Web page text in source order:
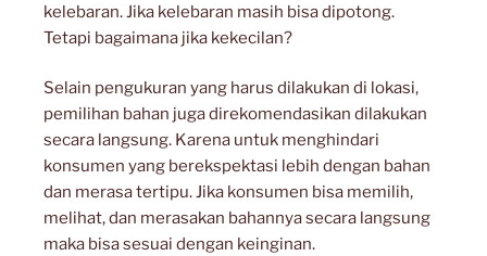
kelebaran. Jika kelebaran masih bisa dipotong.
Tetapi bagaimana jika kekecilan?
Selain pengukuran yang harus dilakukan di lokasi,
pemilihan bahan juga direkomendasikan dilakukan
secara langsung. Karena untuk menghindari
konsumen yang berekspektasi lebih dengan bahan
dan merasa tertipu. Jika konsumen bisa memilih,
melihat, dan merasakan bahannya secara langsung
maka bisa sesuai dengan keinginan.